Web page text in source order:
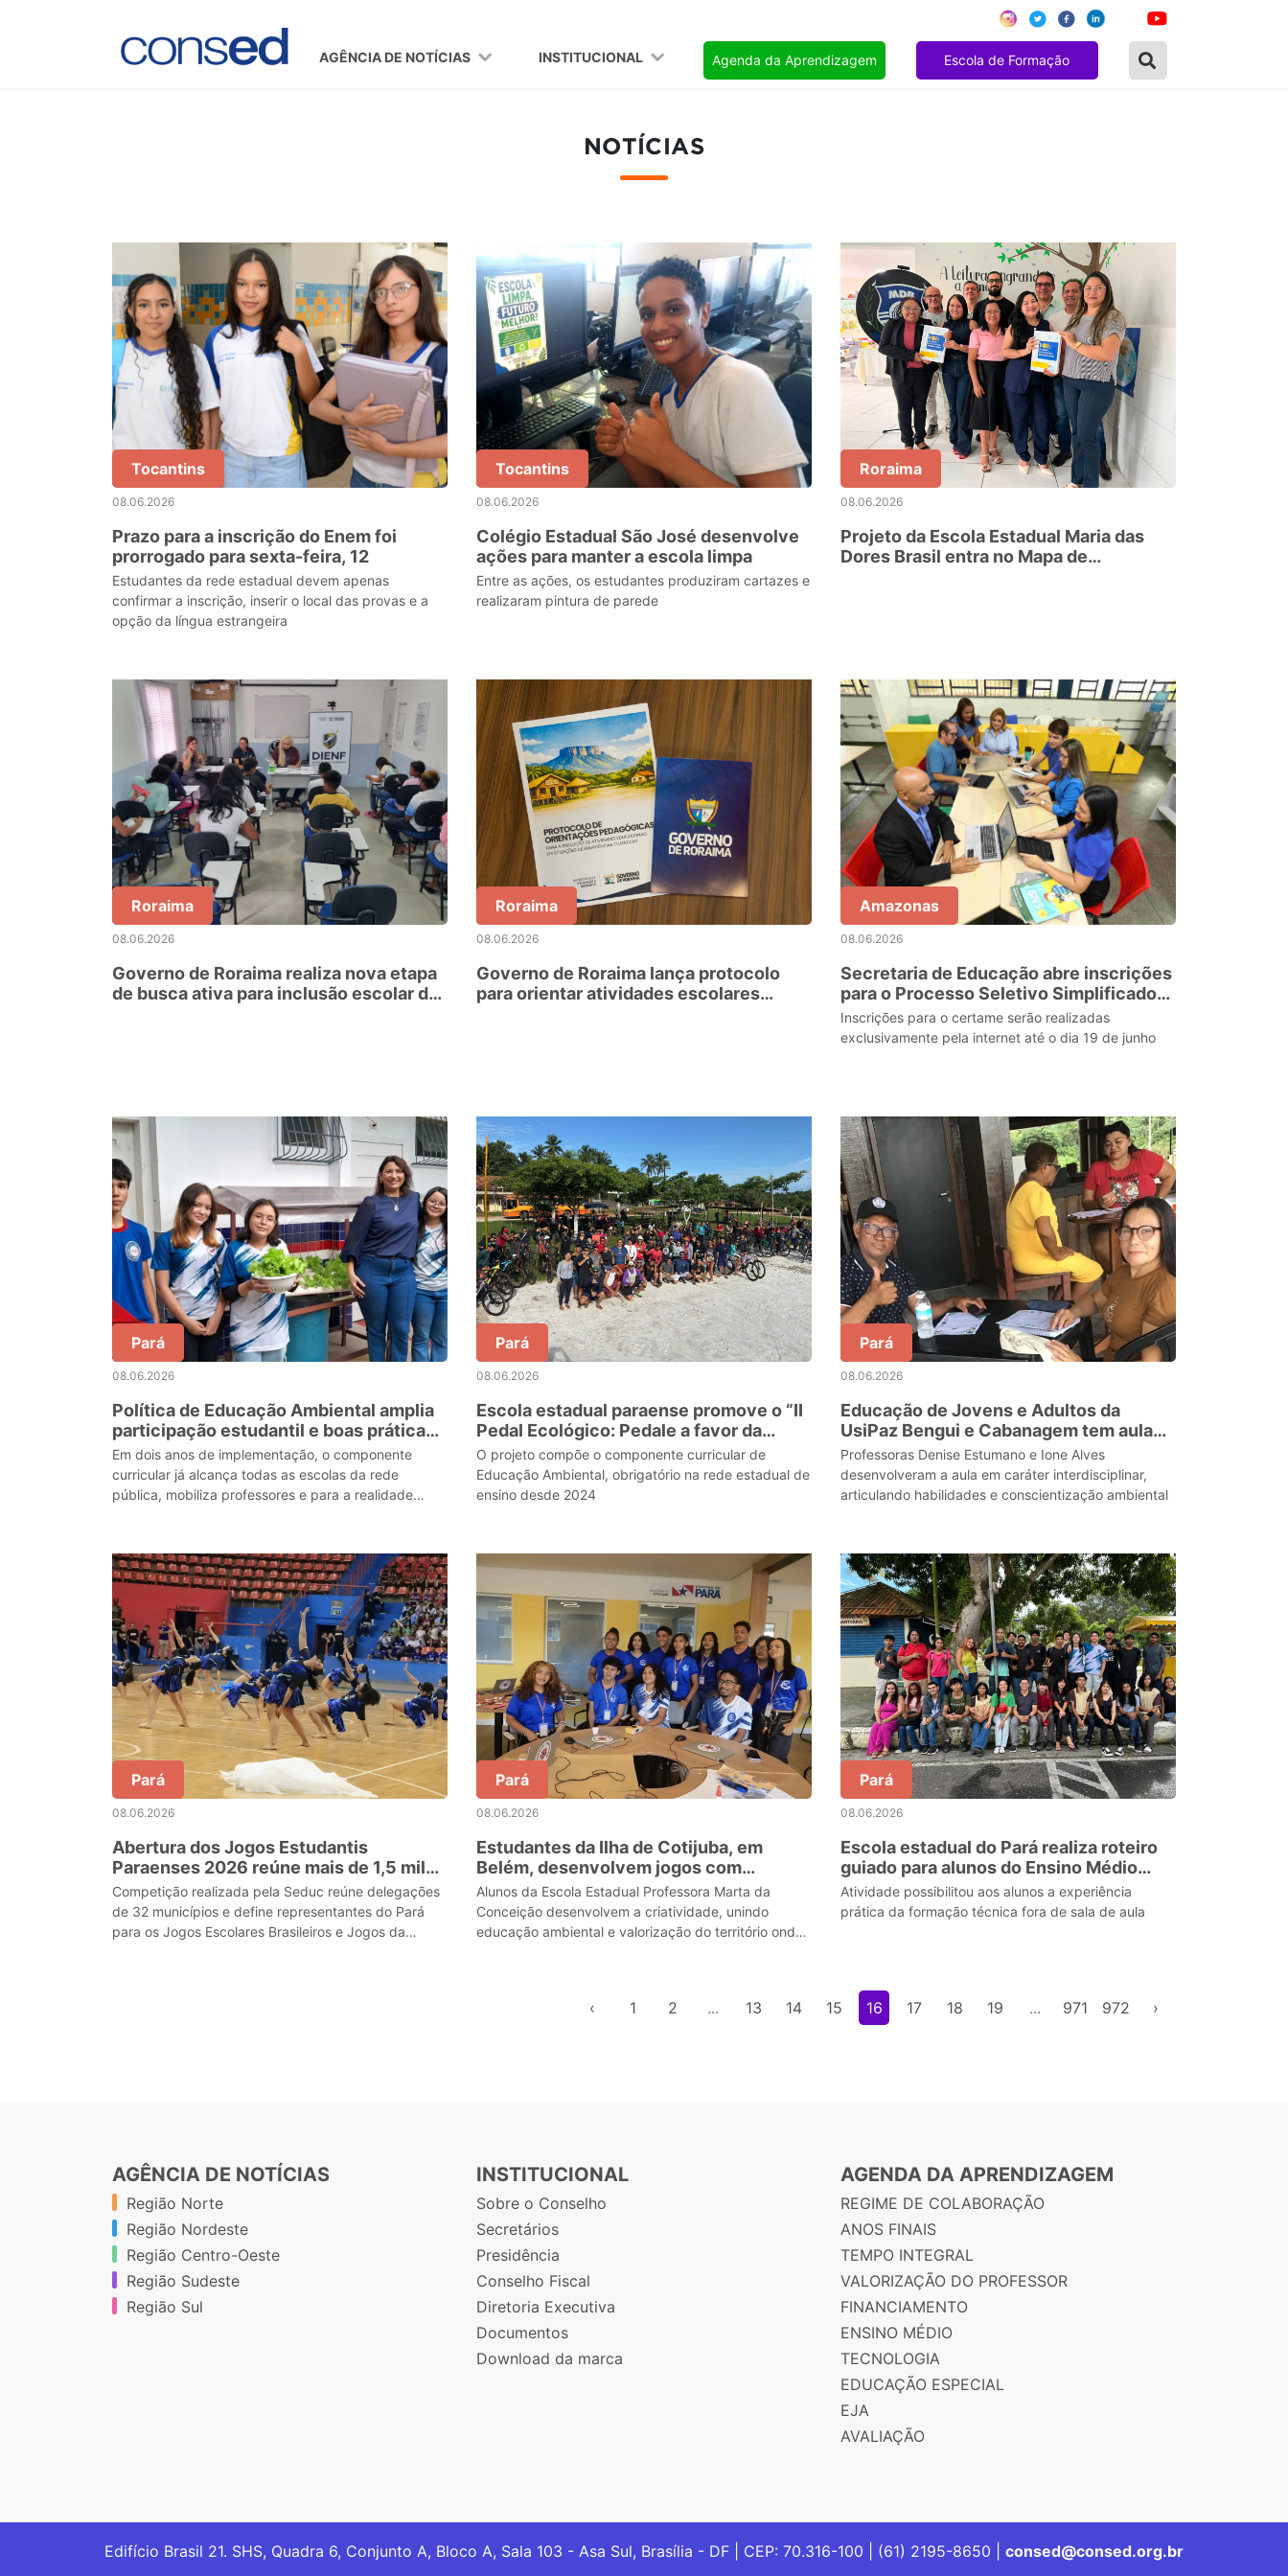
AGÊNCIA DE NOTÍCIAS INSTITUCIONAL Agenda da Aprendizagem Escola de Formação
NOTÍCIAS
Tocantins
08.06.2026
Prazo para a inscrição do Enem foi
prorrogado para sexta-feira, 12
Estudantes da rede estadual devem apenas
confirmar a inscrição, inserir o local das provas e a
opção da língua estrangeira
Tocantins
08.06.2026
Colégio Estadual São José desenvolve
ações para manter a escola limpa
Entre as ações, os estudantes produziram cartazes e
realizaram pintura de parede
Roraima
08.06.2026
Projeto da Escola Estadual Maria das
Dores Brasil entra no Mapa de
Roraima
08.06.2026
Governo de Roraima realiza nova etapa
de busca ativa para inclusão escolar de
Roraima
08.06.2026
Governo de Roraima lança protocolo
para orientar atividades escolares
Amazonas
08.06.2026
Secretaria de Educação abre inscrições
para o Processo Seletivo Simplificado
para novos diretores escolares da rede
estadual
Inscrições para o certame serão realizadas
exclusivamente pela internet até o dia 19 de junho
Pará
08.06.2026
Política de Educação Ambiental amplia
participação estudantil e boas práticas
pedagógicas na rede pública paraense
Em dois anos de implementação, o componente
curricular já alcança todas as escolas da rede
pública, mobiliza professores e para a realidade
Pará
08.06.2026
Escola estadual paraense promove o “II
Pedal Ecológico: Pedale a favor da
natureza!”
O projeto compõe o componente curricular de
Educação Ambiental, obrigatório na rede estadual de
ensino desde 2024
Pará
08.06.2026
Educação de Jovens e Adultos da
UsiPaz Bengui e Cabanagem tem aula
no Utinga
Professoras Denise Estumano e Ione Alves
desenvolveram a aula em caráter interdisciplinar,
articulando habilidades e conscientização ambiental
Pará
08.06.2026
Abertura dos Jogos Estudantis
Paraenses 2026 reúne mais de 1,5 mil
estudantes-atletas em Belém
Competição realizada pela Seduc reúne delegações
de 32 municípios e define representantes do Pará
para os Jogos Escolares Brasileiros e Jogos da
Pará
08.06.2026
Estudantes da Ilha de Cotijuba, em
Belém, desenvolvem jogos com
Inteligência Artificial
Alunos da Escola Estadual Professora Marta da
Conceição desenvolvem a criatividade, unindo
educação ambiental e valorização do território onde
Pará
08.06.2026
Escola estadual do Pará realiza roteiro
guiado para alunos do Ensino Médio
Técnico em guia de turismo
Atividade possibilitou aos alunos a experiência
prática da formação técnica fora de sala de aula
‹ 1 2 ... 13 14 15 16 17 18 19 ... 971 972 ›
AGÊNCIA DE NOTÍCIAS
Região Norte
Região Nordeste
Região Centro-Oeste
Região Sudeste
Região Sul
INSTITUCIONAL
Sobre o Conselho
Secretários
Presidência
Conselho Fiscal
Diretoria Executiva
Documentos
Download da marca
AGENDA DA APRENDIZAGEM
REGIME DE COLABORAÇÃO
ANOS FINAIS
TEMPO INTEGRAL
VALORIZAÇÃO DO PROFESSOR
FINANCIAMENTO
ENSINO MÉDIO
TECNOLOGIA
EDUCAÇÃO ESPECIAL
EJA
AVALIAÇÃO
Edifício Brasil 21. SHS, Quadra 6, Conjunto A, Bloco A, Sala 103 - Asa Sul, Brasília - DF | CEP: 70.316-100 | (61) 2195-8650 | consed@consed.org.br